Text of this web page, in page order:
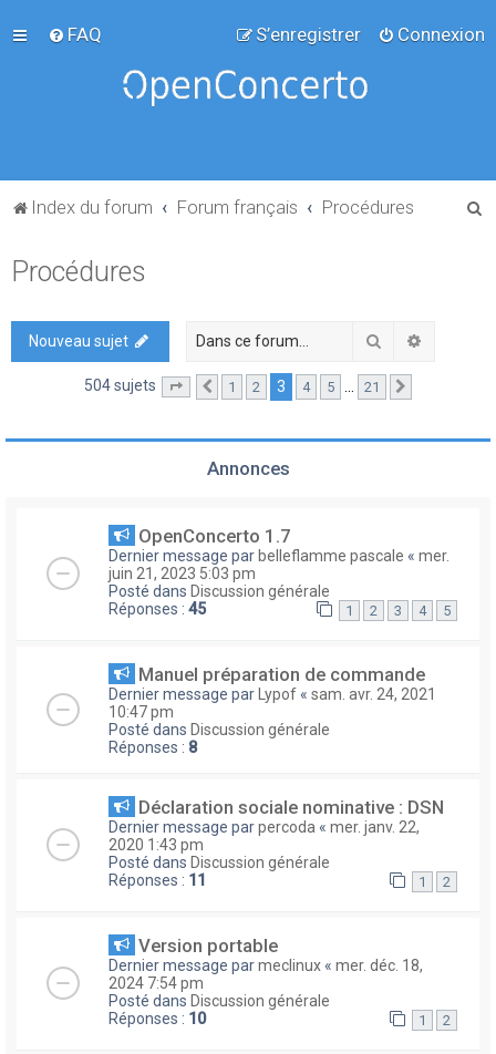
FAQ Connexion
S’enregistrer
Index du forum Forum français Procédures
Procédures
Nouveau sujet Rechercher
504 sujets Page sur21
Précédente
1 2 3 4 5 … 21
Annonces
OpenConcerto 1.7
Dernier message par belleflamme pascale « mer.
juin 21, 2023 5:03 pm
Posté dans Discussion générale
Réponses : 45 1 2 3 4 5
Manuel préparation de commande
Dernier message par Lypof « sam. avr. 24, 2021
10:47 pm
Posté dans Discussion générale
Réponses : 8
Déclaration sociale nominative : DSN
Dernier message parpercoda « mer. janv. 22,
2020 1:43 pm
Posté dans Discussion générale
Réponses : 11 1 2
Version portable
Dernier message parmeclinux « mer. déc. 18,
2024 7:54 pm
Posté dans Discussion générale
Réponses : 10 1 2